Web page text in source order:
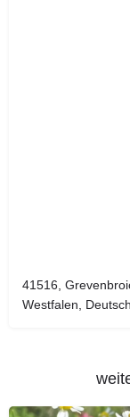
41516,
Westfalen,